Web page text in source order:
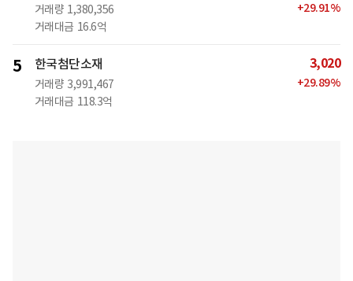
거래량 1,380,356
거래대금 16.6억
+29.91%
5 한국첨단소재
거래량 3,991,467
거래대금 118.3억
3,020
+29.89%